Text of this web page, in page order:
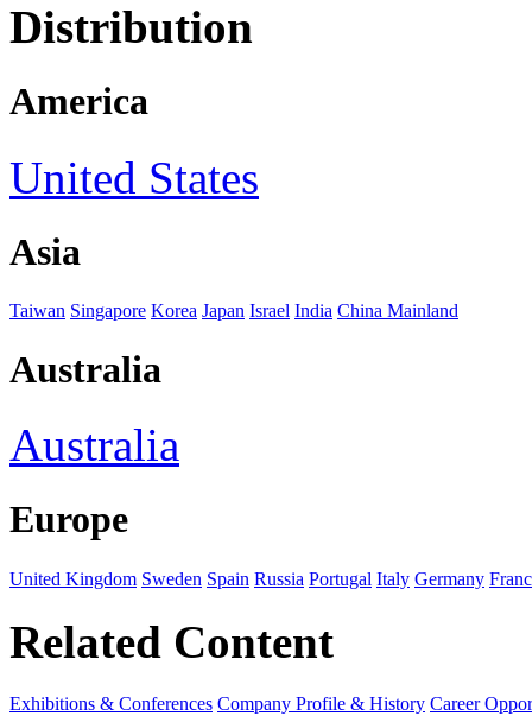
Distribution
America
United States
Asia
Taiwan Singapore Korea Japan Israel India China Mainland
Australia
Australia
Europe
United Kingdom Sweden Spain Russia Portugal Italy Germany
Related Content
Exhibitions & Conferences Company Profile & History Career